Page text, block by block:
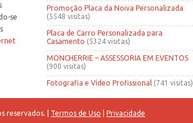
se
Promoção Placa da Noiva Personalizada
(5548 visitas)
Placa de Carro Personalizada para
Casamento (5324 visitas)
MONCHERRIE – ASSESSORIA EM EVENTOS
(900 visitas)
Fotografia e Vídeo Profissional (741 visitas)
reservados. | Termos de Uso Privacidade